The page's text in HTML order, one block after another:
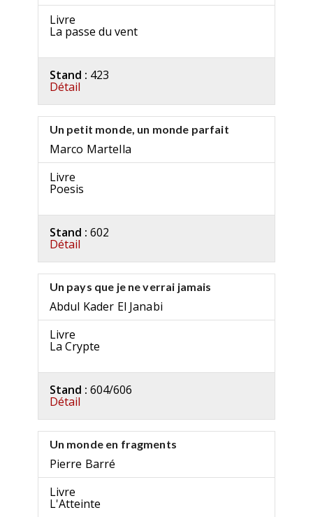
Livre
La passe du vent
Stand : 423
Détail
Un petit monde, un monde parfait
Marco Martella
Livre
Poesis
Stand : 602
Détail
Un pays que je ne verrai jamais
Abdul Kader El Janabi
Livre
La Crypte
Stand : 604/606
Détail
Un monde en fragments
Pierre Barré
Livre
L'Atteinte